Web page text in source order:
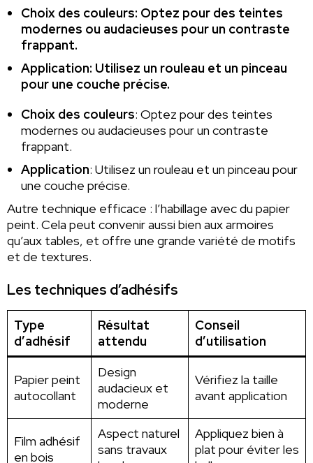
Choix des couleurs: Optez pour des teintes
modernes ou audacieuses pour un contraste
frappant.
Application: Utilisez un rouleau et un pinceau
pour une couche précise.
Choix des couleurs: Optez pour des teintes
modernes ou audacieuses pour un contraste
frappant.
Application: Utilisez un rouleau et un pinceau pour
une couche précise.
Autre technique efficace : l’habillage avec du papier
peint. Cela peut convenir aussi bien aux armoires
qu’aux tables, et offre une grande variété de motifs
et de textures.
Les techniques d’adhésifs
Type
d’adhésif
Résultat
attendu
Conseil
d’utilisation
Papier peint
autocollant
Design
audacieux et
moderne
Vérifiez la taille
avant application
Film adhésif
en bois
Aspect naturel
sans travaux
Appliquez bien à
plat pour éviter les